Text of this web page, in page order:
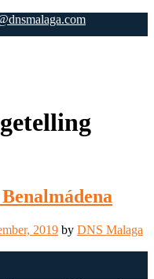
2019 by DNS Malaga